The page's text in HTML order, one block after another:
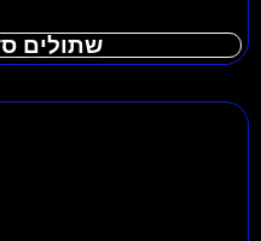
שתולים